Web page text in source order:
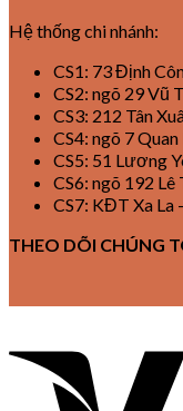
Hệ thống chi nhánh:
CS1: 73 Định
CS2: ngõ 29 Vũ
CS3: 212 Tân
CS4: ngõ 7
CS5: 51 Lương
CS6: ngõ 192 Lê
CS7: KĐT Xa La
THEO DÕI CHÚNG